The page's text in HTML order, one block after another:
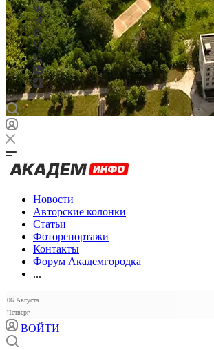
Новости
Авторские колонки
Статьи
Фоторепортажи
Контакты
Форум Академгородка
...
06 Августа
Четверг
ВОЙТИ